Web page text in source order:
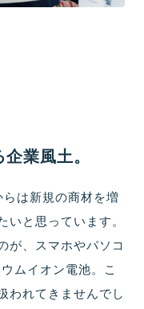
業風土。
は新規の商材を増
いと思っています。
が、スマホやパソコ
ムイオン電池。こ
われてきませんでし